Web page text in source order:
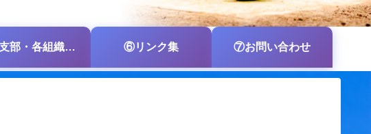
⑤各支部・各組織の掲示板 ⑥リンク集 ⑦お問い合わせ